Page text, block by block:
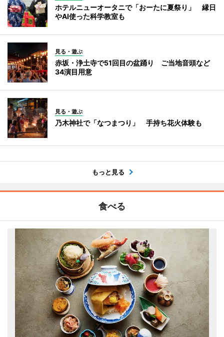
ホテルニューオータニで「おーたに夏祭り」 縁日
やAI使った科学教室も
見る・遊ぶ
赤坂・浄土寺で51回目の盆踊り ご当地音頭など
34演目用意
見る・遊ぶ
乃木神社で「なつまつり」 手持ち花火体験も
もっと見る
食べる